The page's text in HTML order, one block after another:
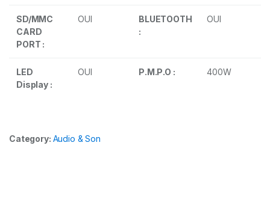
SD/MMC
CARD
PORT :
OUI
BLUETOOTH
:
OUI
LED
Display :
OUI P.M.P.O : 400W
Category: Audio & Son